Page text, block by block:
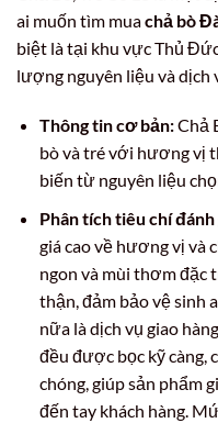
ai muốn tìm muachả bò
biệt là tại khu vực Thủ
lượng nguyên liệu và dịch
Thông tin cơ bản:Chả
bò và tré với hương vị
biến từ nguyên liệu
Phân tích tiêu chí đánh
giá cao về hương vị và
ngon và mùi thơm đặc
thận, đảm bảo vệ sinh
nữa là dịch vụ giao
đều được bọc kỹ càng,
chóng, giúp sản phẩm
đến tay khách hàng.